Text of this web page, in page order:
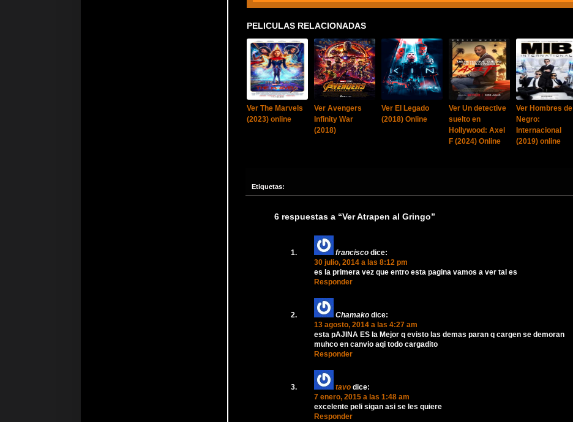
PELICULAS RELACIONADAS
Ver The Marvels
(2023) online
Ver Avengers
Infinity War
(2018)
Ver El Legado
(2018) Online
Ver Un detective
suelto en
Hollywood: Axel
F (2024) Online
Ver Hombres de
Negro:
Internacional
(2019) online
Etiquetas:
6 respuestas a “Ver Atrapen al Gringo”
francisco dice:
30 julio, 2014 a las 8:12 pm
es la primera vez que entro esta pagina vamos a ver tal es
Responder
Chamako dice:
13 agosto, 2014 a las 4:27 am
esta pAJINA ES la Mejor q evisto las demas paran q cargen se demoran
muhco en canvio aqi todo cargadito
Responder
tavo dice:
7 enero, 2015 a las 1:48 am
excelente peli sigan asi se les quiere
Responder